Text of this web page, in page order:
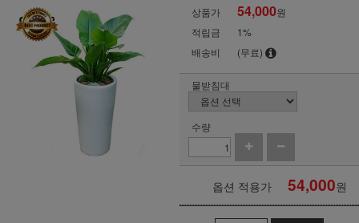
상품가 54,000원
적립금
1%
배송비
(무료)
물받침대
수량
옵션 적용가 54,000원